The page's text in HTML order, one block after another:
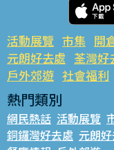
活動展覽 市集 開
元朗好去處 荃灣好
戶外郊遊 社會福利
熱門類別
網民熱話 活動展覽
銅鑼灣好去處 元朗